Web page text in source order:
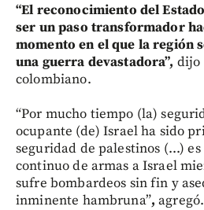
“El reconocimiento del
ser un paso transformador
momento en el que la región
una guerra devastadora”, dijo
colombiano.
“Por mucho tiempo (la)
ocupante (de) Israel ha sido
seguridad de palestinos (...)
continuo de armas a Israel
sufre bombardeos sin fin y
inminente hambruna”, agregó.